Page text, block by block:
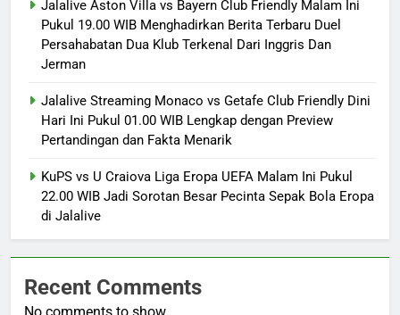
Jalalive Aston Villa vs Bayern Club Friendly Malam Ini
Pukul 19.00 WIB Menghadirkan Berita Terbaru Duel
Persahabatan Dua Klub Terkenal Dari Inggris Dan
Jerman
Jalalive Streaming Monaco vs Getafe Club Friendly Dini
Hari Ini Pukul 01.00 WIB Lengkap dengan Preview
Pertandingan dan Fakta Menarik
KuPS vs U Craiova Liga Eropa UEFA Malam Ini Pukul
22.00 WIB Jadi Sorotan Besar Pecinta Sepak Bola Eropa
di Jalalive
Recent Comments